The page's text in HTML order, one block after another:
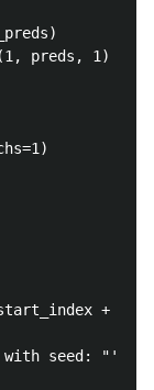
preds, 1)
+
seed: "' +